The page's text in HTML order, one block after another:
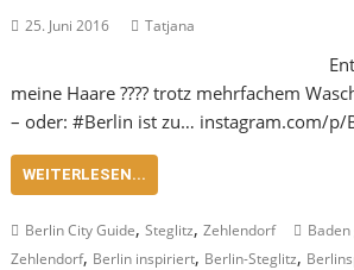
25. Juni 2016 Tatjana
meine Haare ???? trotz mehrfachem
– oder: #Berlin ist zu… instagram.com/p/
WEITERLESEN...
Berlin City Guide,Steglitz,Zehlendorf
Zehlendorf, Berlin inspiriert, Berlin-Steglitz,